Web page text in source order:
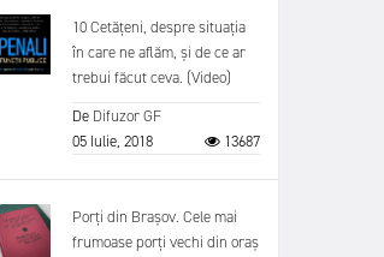
10 Cetățeni, despre situația
în care ne aflăm, și de ce ar
trebui făcut ceva. (Video)
De Difuzor GF
05 Iulie, 2018
13687
Porți din Brașov. Cele mai
frumoase porți vechi din oraș